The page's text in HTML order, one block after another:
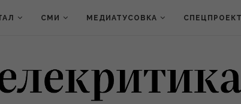
СМИ МЕДИАТУСОВКА